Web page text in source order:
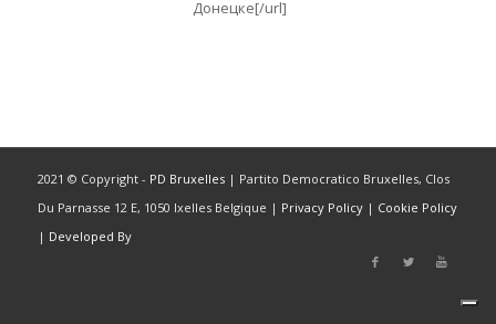
Донецке[/url]
2021 © Copyright - PD Bruxelles| Partito Democratico Bruxelles, Clos
Du Parnasse 12 E, 1050 Ixelles Belgique | Privacy Policy| Cookie Policy
| Developed By